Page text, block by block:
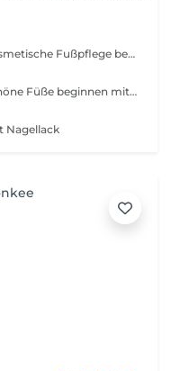
Professionell und vertrauensvoll Kosmetische Fußpflege bei Lieber Schön. Gepflegte Füße, rundum wohlfühlen. Unsere kosmetische Fußpflege schenkt Ihren Füßen die Aufmerksamkeit, die Sie verdienen. Sanftes entfernen von Hornhaut, präzises Kürzen und Formen der Nägel sowie eine entspannende Pflegebehandlung sorgen für ein frisches, gepflegtes Gefühl
Fußpflege mit Shellac! Strahlend schöne Füße beginnen mit einer professionellen Fußpflege und enden mit makellosem Shellac, der wochenlang hält! Unsere Fußpflegerinnen verfügen über Erfahrung, Präzision und Liebe zum Detail. Die besten Farben. von zeitlosem rot über elegantes Nude bis zu tranigem rosé, Koralle oder klassischem French.
Nagellack